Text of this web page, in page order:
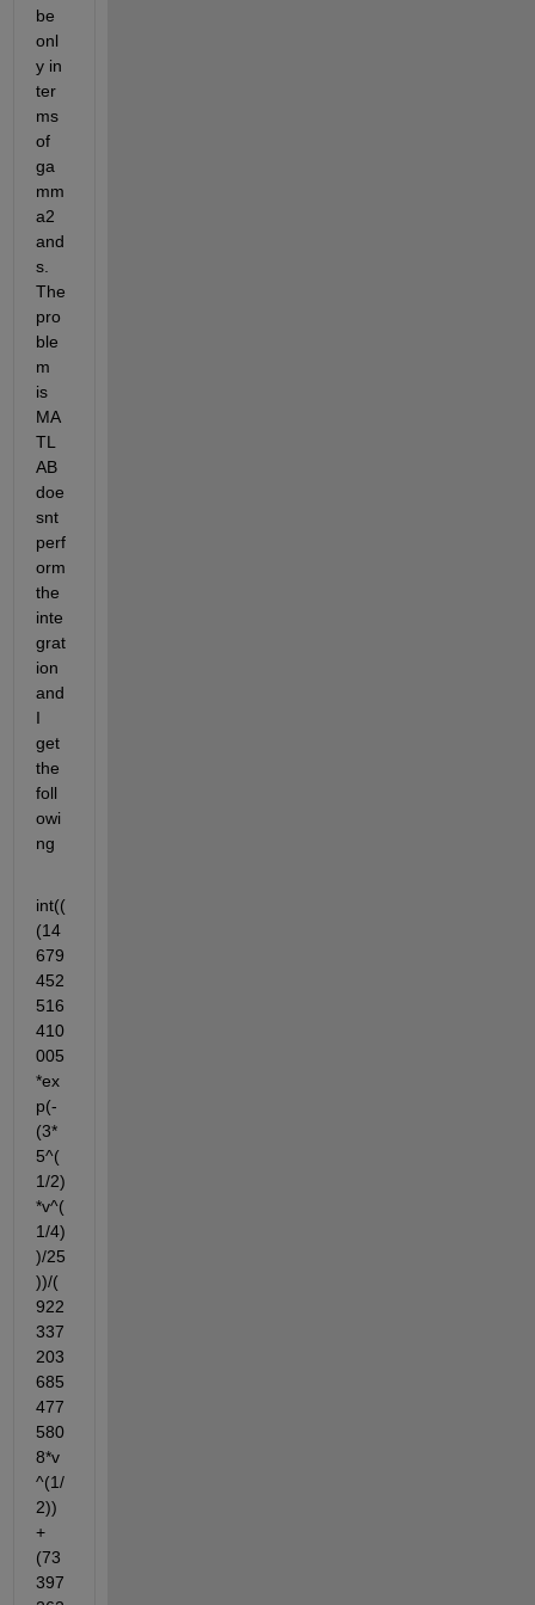
be
onl
y in
ter
ms
of
ga
mm
a2
and
s.
The
pro
ble
m
is
MA
TL
AB
doe
snt
perf
orm
the
inte
grat
ion
and
I
get
the
foll
owi
ng
int((
(14
679
452
516
410
005
*ex
p(-
(3*
5^(
1/2)
*v^(
1/4)
)/25
))/(
922
337
203
685
477
580
8*v
^(1/
2))
+
(73
397